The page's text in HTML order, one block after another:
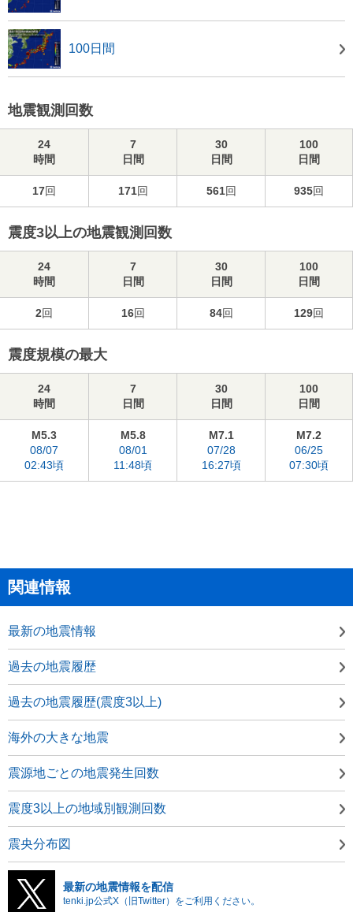
100日間
地震観測回数
24
時間
7
日間
30
日間
100
日間
17回 171回 561回 935回
震度3以上の地震観測回数
24
時間
7
日間
30
日間
100
日間
2回 16回 84回 129回
震度規模の最大
24
時間
7
日間
30
日間
100
日間
M5.3
08/07
02:43頃
M5.8
08/01
11:48頃
M7.1
07/28
16:27頃
M7.2
06/25
07:30頃
関連情報
最新の地震情報
過去の地震履歴
過去の地震履歴(震度3以上)
海外の大きな地震
震源地ごとの地震発生回数
震度3以上の地域別観測回数
震央分布図
最新の地震情報を配信
tenki.jp公式X（旧Twitter）をご利用ください。